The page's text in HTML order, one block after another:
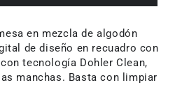
en mezcla de algodón
de diseño en recuadro con
tecnología Dohler Clean,
manchas. Basta con limpiar